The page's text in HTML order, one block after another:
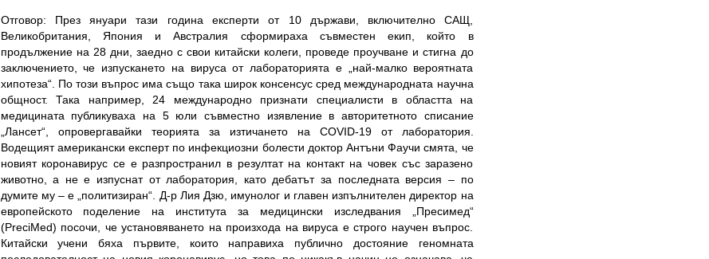
Отговор: През януари тази година експерти от 10 държави, включително САЩ,
Великобритания, Япония и Австралия сформираха съвместен екип, който в
продължение на 28 дни, заедно с свои китайски колеги, проведе проучване и стигна до
заключението, че изпускането на вируса от лабораторията е „най-малко вероятната
хипотеза“. По този въпрос има също така широк консенсус сред международната научна
общност. Така например, 24 международно признати специалисти в областта на
медицината публикуваха на 5 юли съвместно изявление в авторитетното списание
„Лансет“, опровергавайки теорията за изтичането на COVID-19 от лаборатория.
Водещият американски експерт по инфекциозни болести доктор Антъни Фаучи смята, че
новият коронавирус се е разпространил в резултат на контакт на човек със заразено
животно, а не е изпуснат от лаборатория, като дебатът за последната версия – по
думите му – е „политизиран“. Д-р Лия Дзю, имунолог и главен изпълнителен директор на
европейското поделение на института за медицински изследвания „Пресимед“
(PreciMed) посочи, че установяването на произхода на вируса е строго научен въпрос.
Китайски учени бяха първите, които направиха публично достояние геномната